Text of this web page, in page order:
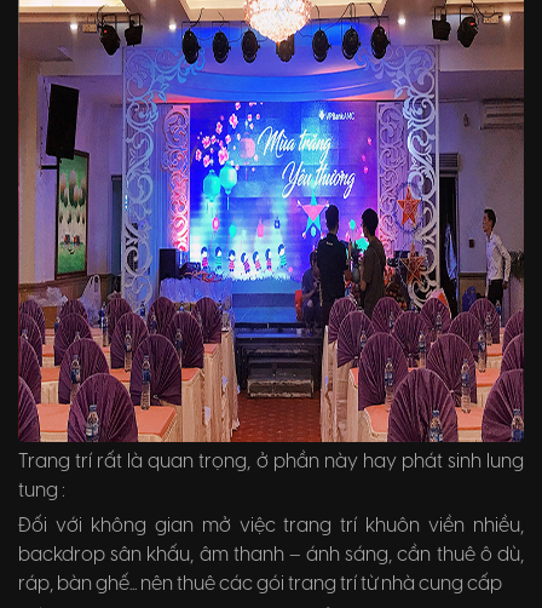
Trang trí rất là quan trọng, ở phần này hay phát sinh lung
tung :
Đối với không gian mở việc trang trí khuôn viền nhiều,
backdrop sân khấu, âm thanh – ánh sáng, cần thuê ô dù,
ráp, bàn ghế... nên thuê các gói trang trí từ nhà cung cấp